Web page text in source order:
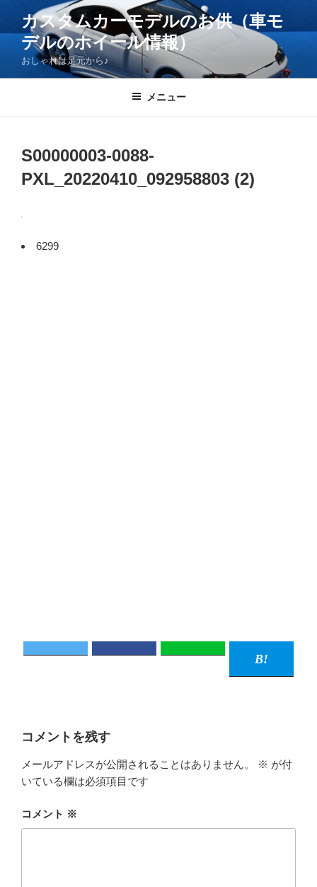
ツ
カスタムカーモデルのお供（車モ
デルのホイール情報）
おしゃれは足元から♪
メニュー
S00000003-0088-
PXL_20220410_092958803 (2)
6299
コメントを残す
メールアドレスが公開されることはありません。 ※ が付
いている欄は必須項目です
コメント ※